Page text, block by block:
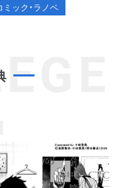
ミック・ラノベ